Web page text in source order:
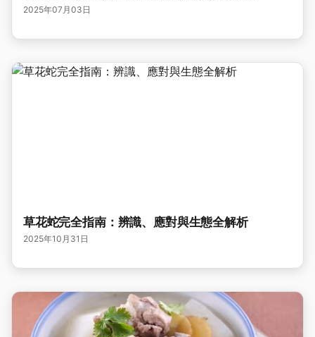
2025年07月03日
草花蛇完全指南：辨識、應對與生態全解析
2025年10月31日